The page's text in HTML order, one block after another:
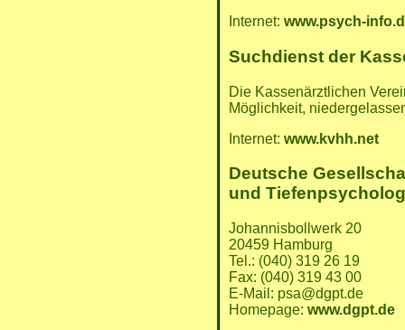
Internet: www.psych-
Suchdienst der
Die Kassenärztlichen
Möglichkeit,
Internet: www.kvhh.net
Deutsche
und
Johannisbollwerk 20
20459 Hamburg
Tel.: (040) 319 26 19
Fax: (040) 319 43 00
E-Mail: psa@dgpt.de
Homepage: www.dgpt.de